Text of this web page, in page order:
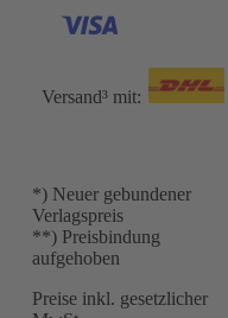
Versand³ mit:
*) Neuer gebundener
Verlagspreis
**) Preisbindung
aufgehoben
Preise inkl. gesetzlicher